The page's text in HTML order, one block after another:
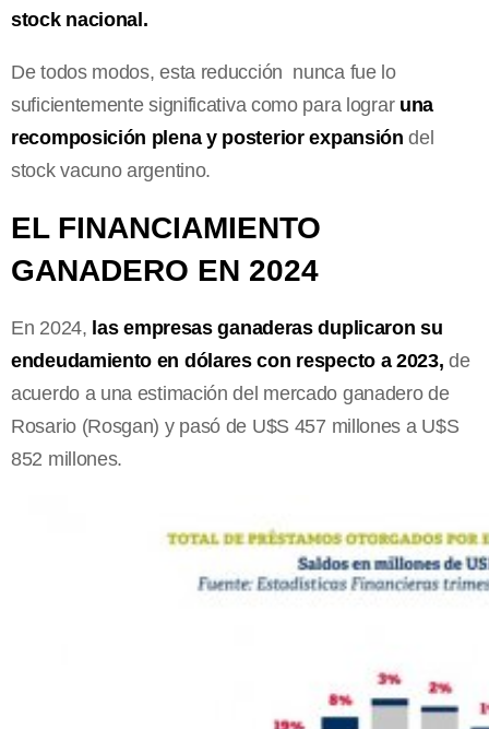
stock nacional.
De todos modos, esta reducción nunca fue lo
suficientemente significativa como para lograr una
recomposición plena y posterior expansión del
stock vacuno argentino.
EL FINANCIAMIENTO
GANADERO EN 2024
En 2024, las empresas ganaderas duplicaron su
endeudamiento en dólares con respecto a 2023, de
acuerdo a una estimación del mercado ganadero de
Rosario (Rosgan) y pasó de U$S 457 millones a U$S
852 millones.